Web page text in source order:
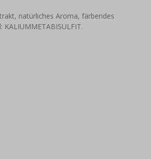
natürliches Aroma, färbendes